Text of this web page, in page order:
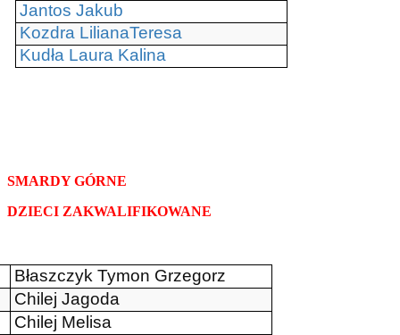
Jantos Jakub
Kozdra LilianaTeresa
Kudła Laura Kalina
SMARDY GÓRNE
DZIECI ZAKWALIFIKOWANE
Błaszczyk Tymon Grzegorz
Chilej Jagoda
Chilej Melisa